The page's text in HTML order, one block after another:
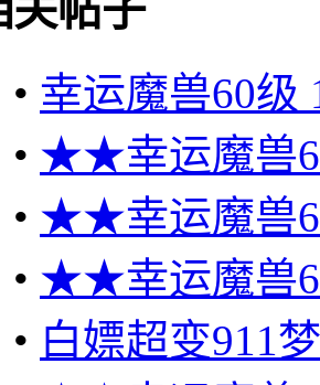
关帖子
• 幸运魔兽60级
• ★★幸运魔兽
• ★★幸运魔兽
• ★★幸运魔兽
• 白嫖超变911